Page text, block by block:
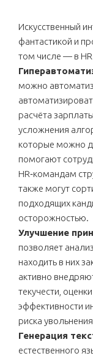
Искусственный
фантастикой и
том числе — в
можно
расчёта
усложнения
которые можно
помогают
HR‑командам
также могут
подходящих
осторожностью.
Улучшение
позволяет
находить в них
активно
текучести,
эффективности
риска
Генерация
естественного